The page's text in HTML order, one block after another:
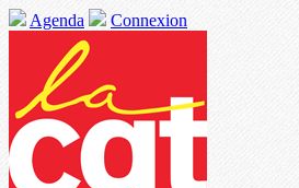
Agenda Connexion